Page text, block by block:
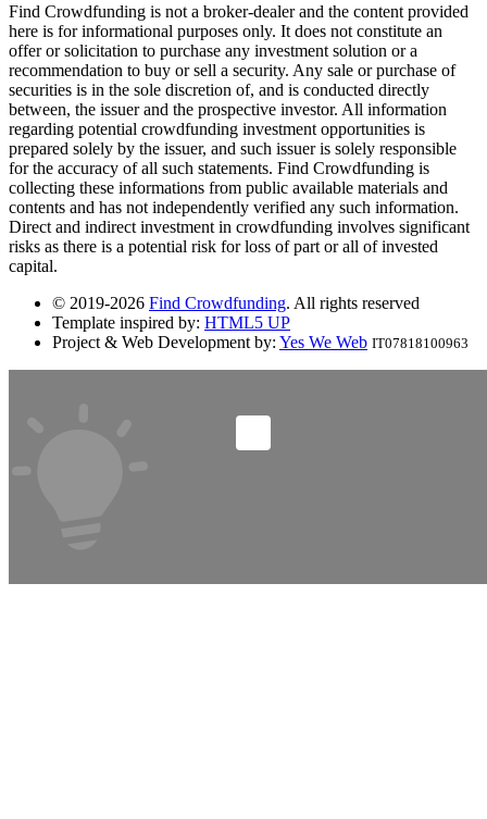
Find Crowdfunding is not a broker-dealer and the content provided
here is for informational purposes only. It does not constitute an
offer or solicitation to purchase any investment solution or a
recommendation to buy or sell a security. Any sale or purchase of
securities is in the sole discretion of, and is conducted directly
between, the issuer and the prospective investor. All information
regarding potential crowdfunding investment opportunities is
prepared solely by the issuer, and such issuer is solely responsible
for the accuracy of all such statements. Find Crowdfunding is
collecting these informations from public available materials and
contents and has not independently verified any such information.
Direct and indirect investment in crowdfunding involves significant
risks as there is a potential risk for loss of part or all of invested
capital.
© 2019-2026 Find Crowdfunding. All rights reserved
Template inspired by: HTML5 UP
Project & Web Development by: Yes We Web IT07818100963